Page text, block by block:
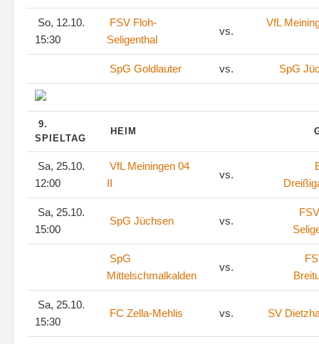
So, 12.10.
15:30
FSV Floh-
Seligenthal
vs.
VfL
SpG Goldlauter vs. SpG
9.
SPIELTAG
HEIM
Sa, 25.10.
12:00
VfL Meiningen 04
II
vs.
Sa, 25.10.
15:00
SpG Jüchsen vs.
SpG
Mittelschmalkalden
vs.
Sa, 25.10.
15:30
FC Zella-Mehlis vs. SV